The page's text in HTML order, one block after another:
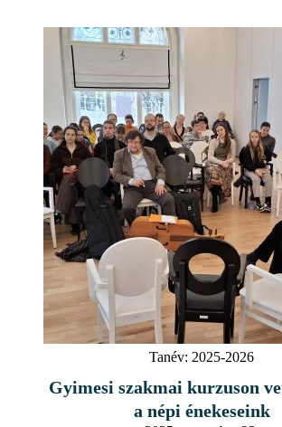
Tanév: 2025-2026
Gyimesi szakmai kurzuson
a népi énekeseink